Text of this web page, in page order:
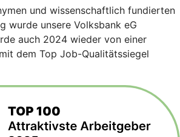
und wissenschaftlich fundierten
wurde unsere Volksbank eG
auch 2024 wieder von einer
dem Top Job-Qualitätssiegel